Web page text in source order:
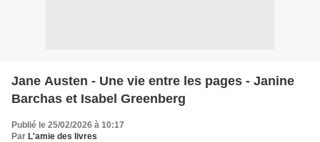
Jane Austen - Une vie entre les pages - Janine
Barchas et Isabel Greenberg
Publié le 25/02/2026 à 10:17
Par L'amie des livres